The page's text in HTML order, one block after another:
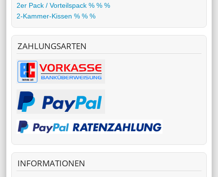
2er Pack / Vorteilspack % % %
2-Kammer-Kissen % % %
ZAHLUNGSARTEN
INFORMATIONEN